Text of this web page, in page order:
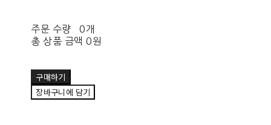
주문 수량
0개
총 상품 금액 0원
구매하기
장바구니에 담기